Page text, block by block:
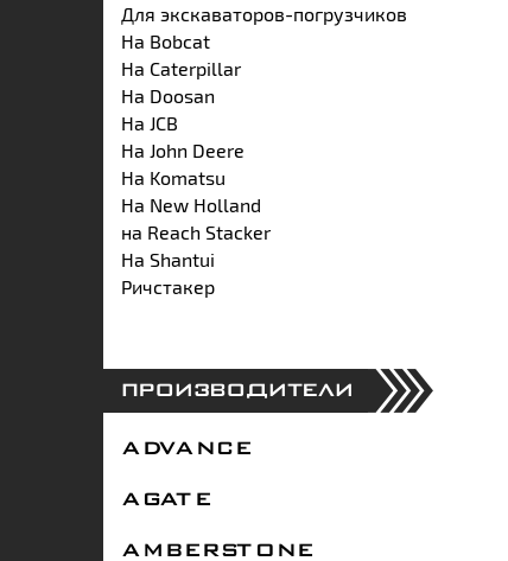
Для экскаваторов-погрузчиков
На Bobcat
На Caterpillar
На Doosan
На JCB
На John Deere
На Komatsu
На New Holland
на Reach Stacker
На Shantui
Ричстакер
ПРОИЗВОДИТЕЛИ
ADVANCE
AGATE
AMBERSTONE